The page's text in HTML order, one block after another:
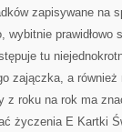
zapisywane na
prawidłowo
tu
zajączka, a
roku na rok ma
życzenia E Kartki